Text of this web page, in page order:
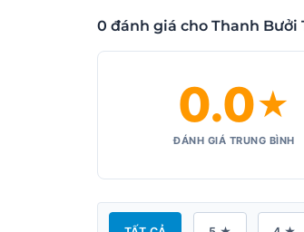
0 đánh giá cho Thanh Bưởi
0.0★
ĐÁNH GIÁ TRUNG BÌNH